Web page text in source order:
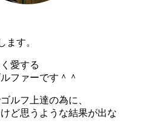
ます。
愛する
ファーです＾＾
ルフ上達の為に、
ど思うような結果が出な